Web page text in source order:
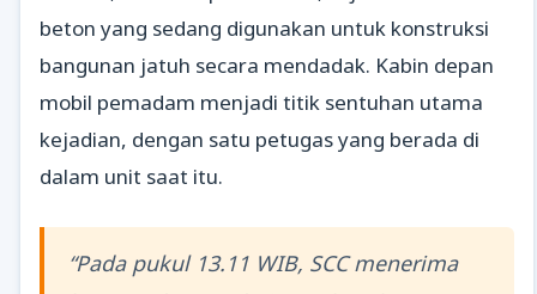
beton yang sedang digunakan untuk konstruksi
bangunan jatuh secara mendadak. Kabin depan
mobil pemadam menjadi titik sentuhan utama
kejadian, dengan satu petugas yang berada di
dalam unit saat itu.
“Pada pukul 13.11 WIB, SCC menerima